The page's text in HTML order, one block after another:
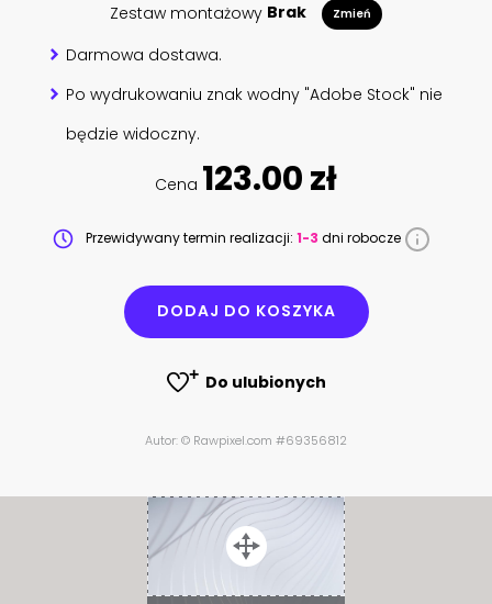
Zestaw montażowy Brak Zmień
Darmowa dostawa.
Po wydrukowaniu znak wodny "Adobe Stock" nie
będzie widoczny.
Cena 123.00 zł
Przewidywany termin realizacji: 1-3 dni robocze
DODAJ DO KOSZYKA
Do ulubionych
Autor: © Rawpixel.com #69356812